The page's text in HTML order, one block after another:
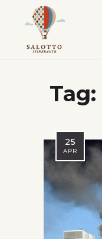
Tag:
25
APR